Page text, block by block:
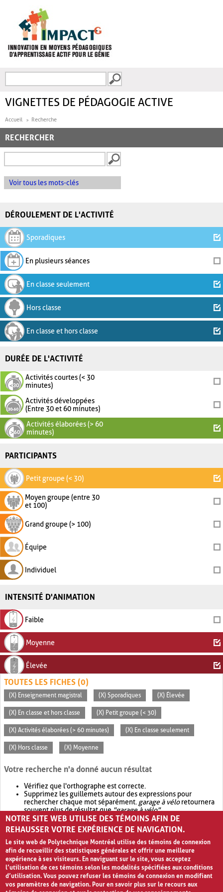
FORMULAIRE DE
VIGNETTES DE PÉDAGOGIE ACTIVE
Accueil Recherche
RECHERCHER
Voir tous les mots-clés
DÉROULEMENT DE L'ACTIVITÉ
Sporadiques
En plusieurs séances
En classe seulement
Hors classe
En classe et hors classe
DURÉE DE L'ACTIVITÉ
Activités courtes (< 30
minutes)
Activités développées
(Entre 30 et 60 minutes)
Activités élaborées (> 60
minutes)
PARTICIPANTS
Petit groupe (< 30)
Moyen groupe (entre 30
et 100)
Grand groupe (> 100)
Équipe
Individuel
INTENSITÉ D'ANIMATION
Faible
Moyenne
Élevée
TOUTES LES FICHES (0)
(X) Enseignement magistral (X) Sporadiques (X) Élevée
(X) En classe et hors classe (X) Petit groupe (< 30)
(X) Activités élaborées (> 60 minutes) (X) En classe seulement
(X) Hors classe (X) Moyenne
Votre recherche n'a donné aucun résultat
Vérifiez que l'orthographe est correcte.
Supprimez les guillemets autour des expressions pour
rechercher chaque mot séparément. garage à véloretournera
souvent plus de résultat que"garage à vélo".
Envisagez d'élargir votre recherche avec OR.garage OR vélo
retournera souvent plus de résultat quegarage à vélo
NOTRE SITE WEB UTILISE DES TÉMOINS AFIN DE
REHAUSSER VOTRE EXPÉRIENCE DE NAVIGATION.
Le site web de Polytechnique Montréal utilise des témoins de connexion
afin de recueillir des statistiques générales et offrir une meilleure
expérience à ses visiteurs. En naviguant sur le site, vous acceptez
l’utilisation de ces témoins selon les modalités spécifiées aux conditions
d’utilisation. Vous pouvez refuser les témoins de connexion en modifiant
vos paramètres de navigation. Pour en savoir plus sur le recours aux